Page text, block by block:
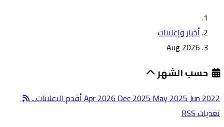
أخبار وإعلانات
Aug 2026
حسب الشهر
Apr 2026Dec 2025May 2025Jun 2022
أقدم الاعلانات...
تغذيات RSS